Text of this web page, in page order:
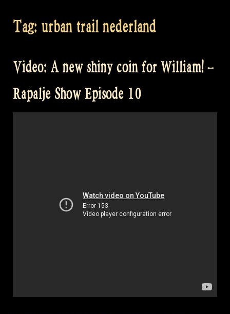
Tag: urban trail nederland
Video: A new shiny coin for William! –
Rapalje Show Episode 10